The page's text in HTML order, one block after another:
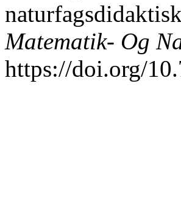
Matematik- Og
https://doi.org/